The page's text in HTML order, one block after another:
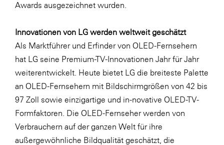
SERVICE&MORE
SKINUANCE®
Somfy
Sony DADC
SPIEGLTEC
STIHL Tirol
Trend Micro
TAG GmbH
Awards ausgezeichnet wurden.
Innovationen von LG werden weltweit geschätzt
Als Marktführer und Erfinder von OLED-Fernsehern
hat LG seine Premium-TV-Innovationen Jahr für Jahr
weiterentwickelt. Heute bietet LG die breiteste Palette
an OLED-Fernsehern mit Bildschirmgrößen von 42 bis
97 Zoll sowie einzigartige und in-novative OLED-TV-
Formfaktoren. Die OLED-Fernseher werden von
Verbrauchern auf der ganzen Welt für ihre
außergewöhnliche Bildqualität geschätzt, die